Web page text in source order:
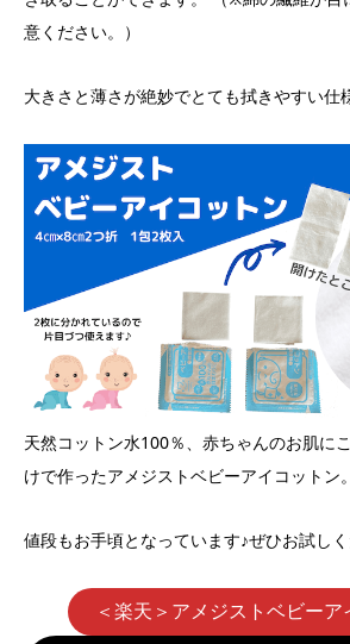
意ください。）
大きさと薄さが絶妙でとても拭きやすい仕
天然コットン水100％、赤ちゃんのお肌に
けで作ったアメジストベビーアイコットン。
値段もお手頃となっています♪ぜひお試しく
＜楽天＞アメジストベビーア